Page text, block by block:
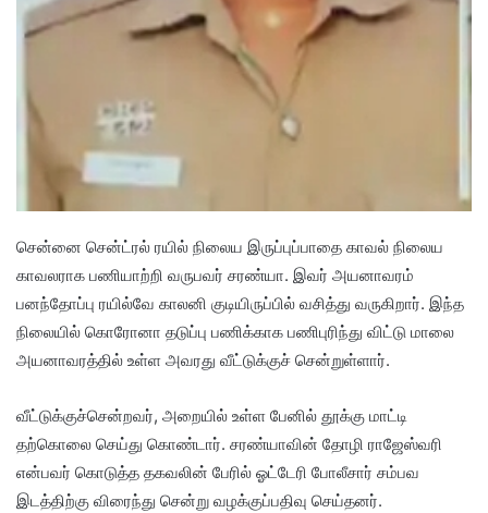
சென்னை சென்ட்ரல் ரயில் நிலைய இருப்புப்பாதை காவல் நிலைய
காவலராக பணியாற்றி வருபவர் சரண்யா. இவர் அயனாவரம்
பனந்தோப்பு ரயில்வே காலனி குடியிருப்பில் வசித்து வருகிறார். இந்த
நிலையில் கொரோனா தடுப்பு பணிக்காக பணிபுரிந்து விட்டு மாலை
அயனாவரத்தில் உள்ள அவரது வீட்டுக்குச் சென்றுள்ளார்.
வீட்டுக்குச்சென்றவர், அறையில் உள்ள பேனில் தூக்கு மாட்டி
தற்கொலை செய்து கொண்டார். சரண்யாவின் தோழி ராஜேஸ்வரி
என்பவர் கொடுத்த தகவலின் பேரில் ஓட்டேரி போலீசார் சம்பவ
இடத்திற்கு விரைந்து சென்று வழக்குப்பதிவு செய்தனர்.